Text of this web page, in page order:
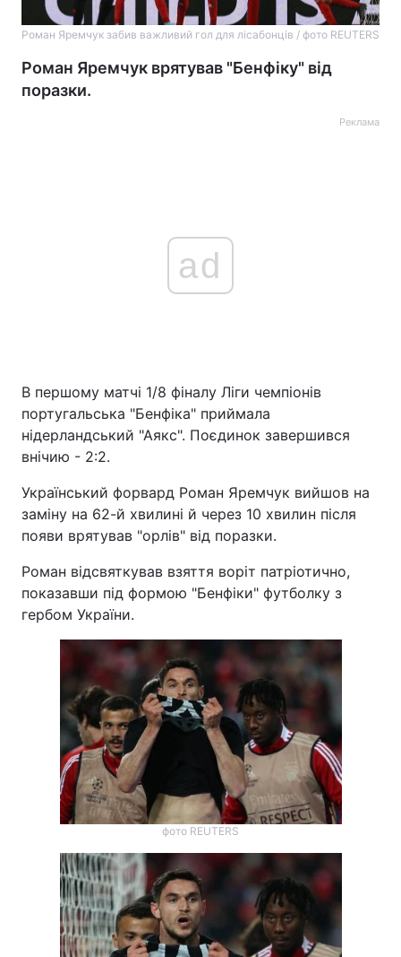
Роман Яремчук забив важливий гол для лісабонців / фото REUTERS
Роман Яремчук врятував "Бенфіку" від
поразки.
Реклама
ad
В першому матчі 1/8 фіналу Ліги чемпіонів
португальська "Бенфіка" приймала
нідерландський "Аякс". Поєдинок завершився
внічию - 2:2.
Український форвард Роман Яремчук вийшов на
заміну на 62-й хвилині й через 10 хвилин після
появи врятував "орлів" від поразки.
Роман відсвяткував взяття воріт патріотично,
показавши під формою "Бенфіки" футболку з
гербом України.
фото REUTERS